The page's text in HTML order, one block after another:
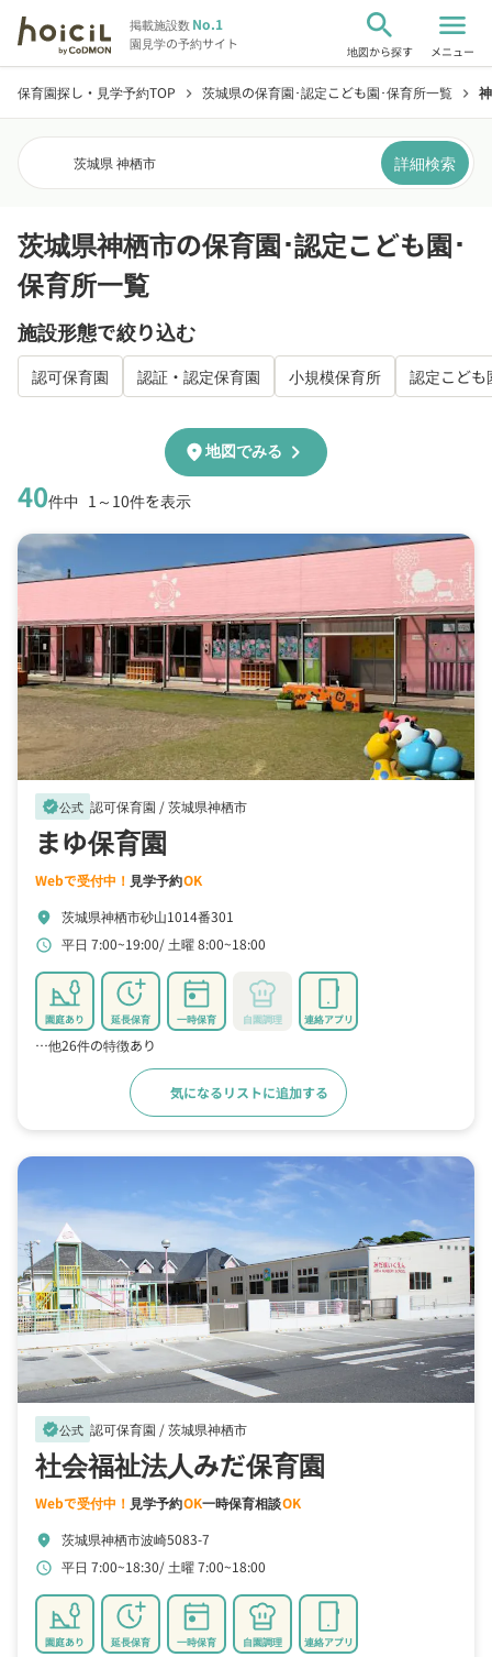
掲載施設数No.1
園見学の予約サイト
search
地図から探す
menu
メニュー
保育園探し・見学予約TOP chevron_right 茨城県の保育園･認定こども園･保育所一覧 chevron_right
茨城県 神栖市 詳細検索
茨城県神栖市の保育園･認定こども園･
保育所一覧
施設形態で絞り込む
認可保育園 認証・認定保育園 小規模保育所 認定こども
40件中 1～10件を表示
location_on地図でみる chevron_right
verified公式 認可保育園 /茨城県神栖市
まゆ保育園
Webで受付中！ 見学予約OK
location_on 茨城県神栖市砂山1014番301
schedule 平日 7:00~19:00 土曜 8:00~18:00
園庭あり 延長保育 一時保育 自園調理 連絡アプリ
…他26件の特徴あり
気になるリストに追加する
verified公式 認可保育園 /茨城県神栖市
社会福祉法人みだ保育園
Webで受付中！ 見学予約OK一時保育相談OK
location_on 茨城県神栖市波崎5083-7
schedule 平日 7:00~18:30 土曜 7:00~18:00
園庭あり 延長保育 一時保育 自園調理 連絡アプリ